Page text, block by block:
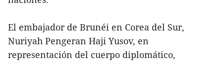
El embajador de Brunéi en Corea del Sur,
Nuriyah Pengeran Haji Yusov, en
representación del cuerpo diplomático,